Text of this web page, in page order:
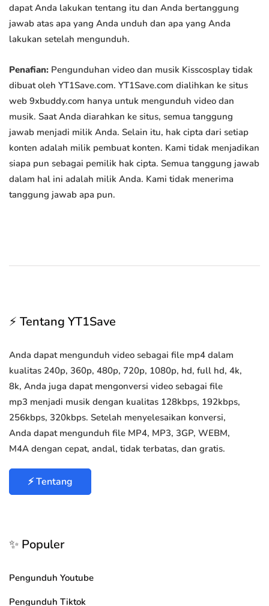
dapat Anda lakukan tentang itu dan Anda bertanggung
jawab atas apa yang Anda unduh dan apa yang Anda
lakukan setelah mengunduh.
Penafian: Pengunduhan video dan musik Kisscosplay tidak
dibuat oleh YT1Save.com. YT1Save.com dialihkan ke situs
web 9xbuddy.com hanya untuk mengunduh video dan
musik. Saat Anda diarahkan ke situs, semua tanggung
jawab menjadi milik Anda. Selain itu, hak cipta dari setiap
konten adalah milik pembuat konten. Kami tidak menjadikan
siapa pun sebagai pemilik hak cipta. Semua tanggung jawab
dalam hal ini adalah milik Anda. Kami tidak menerima
tanggung jawab apa pun.
⚡ Tentang YT1Save
Anda dapat mengunduh video sebagai file mp4 dalam
kualitas 240p, 360p, 480p, 720p, 1080p, hd, full hd, 4k,
8k, Anda juga dapat mengonversi video sebagai file
mp3 menjadi musik dengan kualitas 128kbps, 192kbps,
256kbps, 320kbps. Setelah menyelesaikan konversi,
Anda dapat mengunduh file MP4, MP3, 3GP, WEBM,
M4A dengan cepat, andal, tidak terbatas, dan gratis.
⚡ Tentang
✨ Populer
Pengunduh Youtube
Pengunduh Tiktok